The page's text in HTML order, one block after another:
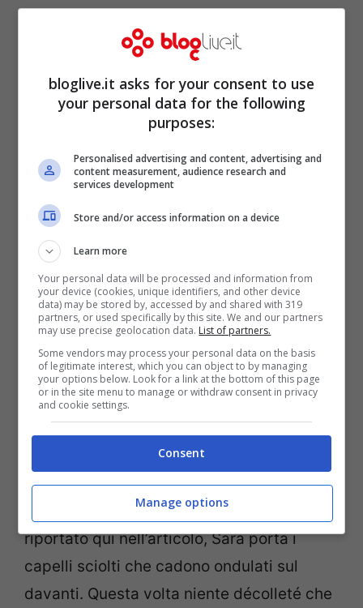
Sara Croce post Instagram (screenshot)
Eccola qui, dunque, la bellissimaBonas
mentre posa facendo vedere
per la notte trascorsa a Milano. Come
potete vedere nelloscreenshot
riportato qui nell’articolo, Sara porta i
capelli sciolti che cadono ondulati sul
davanti. Questa volta niente décolleté che
bloglive.it asks for your consent to use
your personal data for the following
purposes:
Personalised advertising and content, advertising and
content measurement, audience research and
services development
Store and/or access information on a device
Learn more
Your personal data will be processed and information from
your device (cookies, unique identifiers, and other device
data) may be stored by, accessed by and shared with 319
partners, or used specifically by this site. We and our partners
may use precise geolocation data. List of partners.
Some vendors may process your personal data on the basis
of legitimate interest, which you can object to by managing
your options below. Look for a link at the bottom of this page
or in the site menu to manage or withdraw consent in privacy
and cookie settings.
Consent
Manage options